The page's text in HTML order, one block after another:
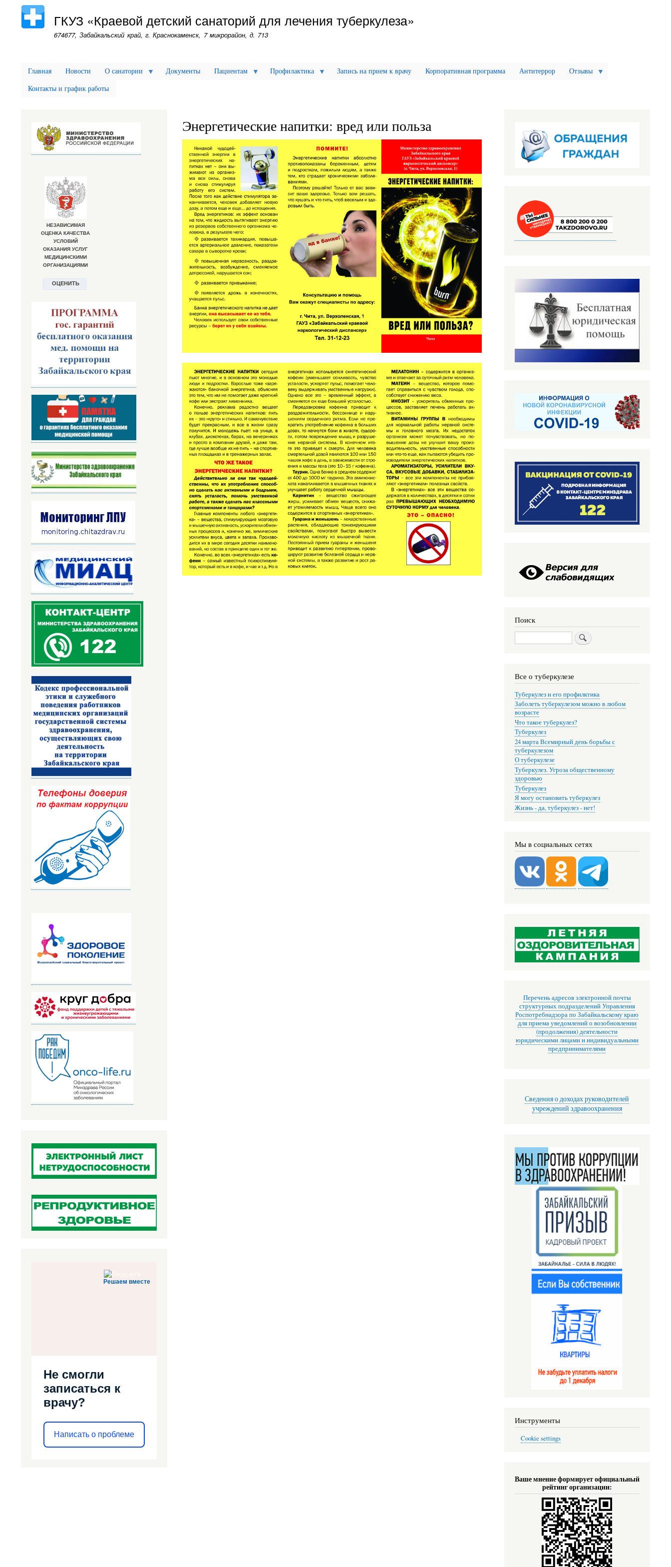
к
основному
ГКУЗ «Краевой детский санаторий для лечения туберкулеза»
674677, Забайкальский край, г. Краснокаменск, 7 микрорайон, д. 713
Главная Новости О санатории Документы Пациентам Профилактика Запись на прием к врачу Корпоративная программа Антитеррор
Отзывы
Контакты и график работы
Энергетические напитки: вред или польза
Решаем вместе
Не смогли
записаться к
врачу?
Написать о проблеме
Поиск
Поиск
Все о туберкулезе
Туберкулез и его профилктика
Заболеть туберкулезом можно в любом
возрасте
Что такое туберкулез?
Туберкулез
24 марта Всемирный день борьбы с
туберкулезом
О туберкулезе
Туберкулез. Угроза общественному
здоровью
Туберкулез
Я могу остановить туберкулез
Жизнь - да, туберкулез - нет!
Мы в социальных сетях
Перечень адресов электронной почты
структурных подразделений Управления
Роспотребнадзора по Забайкальскому краю
для приема уведомлений о возобновлении
(продолжения) деятельности
юридическими лицами и индивидуальными
предпринимателями
Сведения о доходах руководителей
учреждений здравоохранения
Инструменты
Cookie settings
Ваше мнение формирует официальный
рейтинг организации: